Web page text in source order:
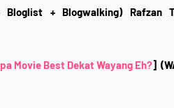
+ Blogwalking) Rafzan
Movie Best Dekat Wayang Eh?]